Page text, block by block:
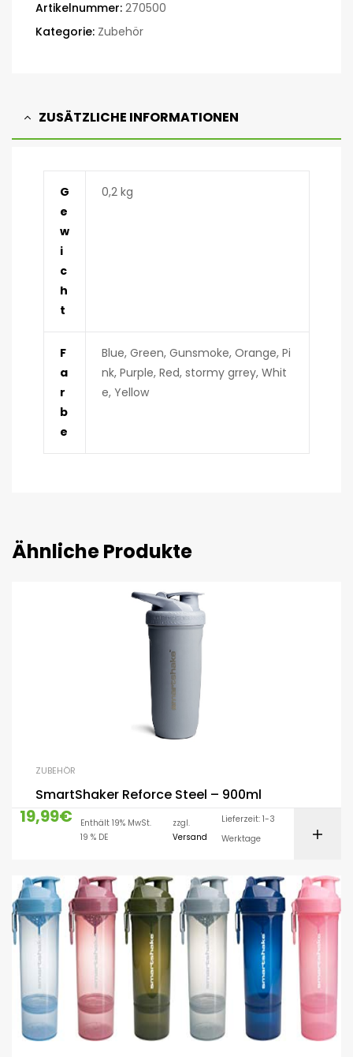
Artikelnummer: 270500
Kategorie: Zubehör
ZUSÄTZLICHE INFORMATIONEN
G
e
w
i
c
h
t
0,2 kg
F
a
r
b
e
Blue, Green, Gunsmoke, Orange, Pi
nk, Purple, Red, stormy grrey, Whit
e, Yellow
Ähnliche Produkte
ZUBEHÖR
SmartShaker Reforce Steel – 900ml
19,99€
Enthält 19% MwSt.
19 % DE
zzgl.
Versand
Lieferzeit: 1-3
Werktage